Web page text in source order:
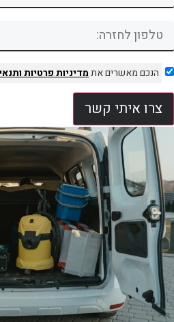
הנכם מאשרים אתמדיניות פרטיות
צרו איתי קשר